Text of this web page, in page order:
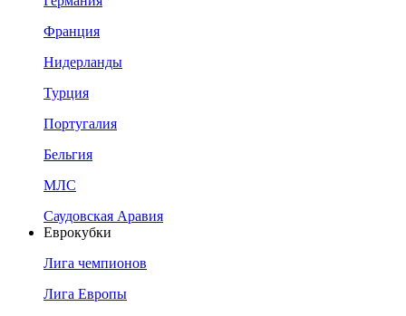
Франция
Нидерланды
Турция
Португалия
Бельгия
МЛС
Саудовская Аравия
Еврокубки
Лига чемпионов
Лига Европы